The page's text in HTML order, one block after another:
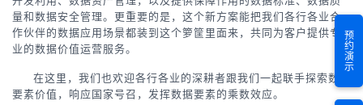
量和数据安全管理。更重要的是，这个新方案能把我们各行各业合
作伙伴的数据应用场景都装到这个箩筐里面来，共同为客户提供专
业的数据价值运营服务。
在这里，我们也欢迎各行各业的深耕者跟我们一起联手探索数据
要素价值，响应国家号召，发挥数据要素的乘数效应。
预约演示